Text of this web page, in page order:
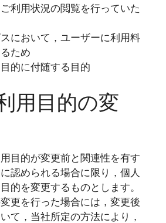
利用状況の閲覧を行っていた
において，ユーザーに利用料
ため
的に付随する目的
用目的の変
目的が変更前と関連性を有す
認められる場合に限り，個人
的を変更するものとします。
更を行った場合には，変更後
て，当社所定の方法により，